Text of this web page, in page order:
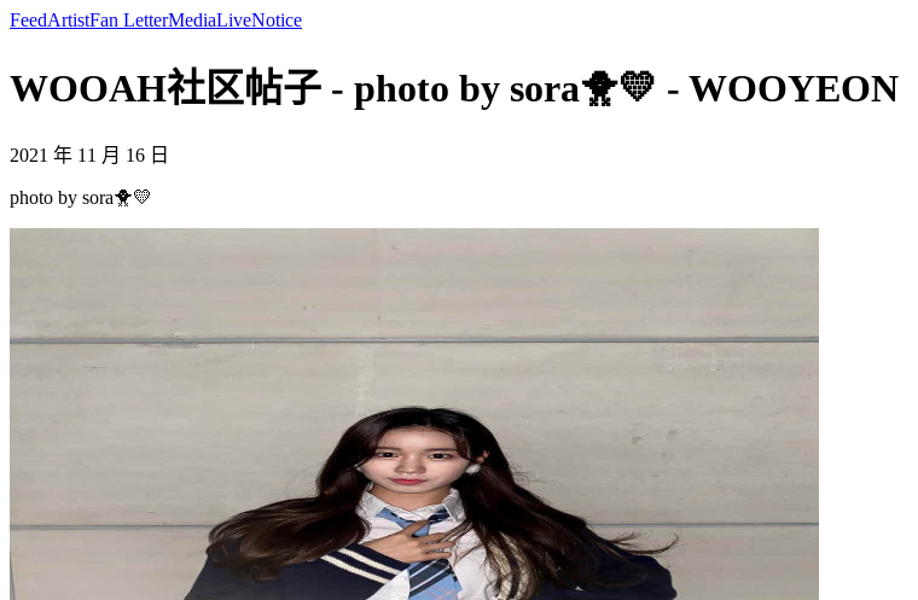
FeedArtistFan LetterMediaLiveNotice
WOOAH社区帖子 - photo by sora🐥💛 - WOOYEON
2021 年 11 月 16 日
photo by sora🐥💛